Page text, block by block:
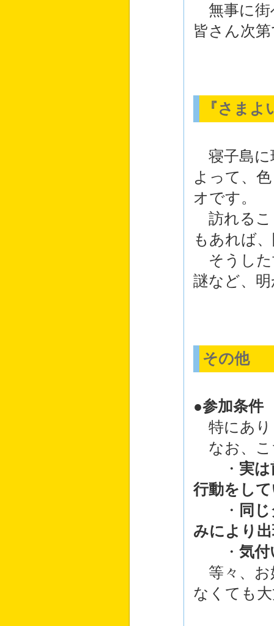
無事に街
皆さん次
『さま
寝子島に
よって、
オです。
訪れるこ
もあれば
そうした
謎など、
その他
●参加条件
特にあり
なお、こ
・ 実
行動をし
・ 同
みにより
・ 気付
等々、お
なくても